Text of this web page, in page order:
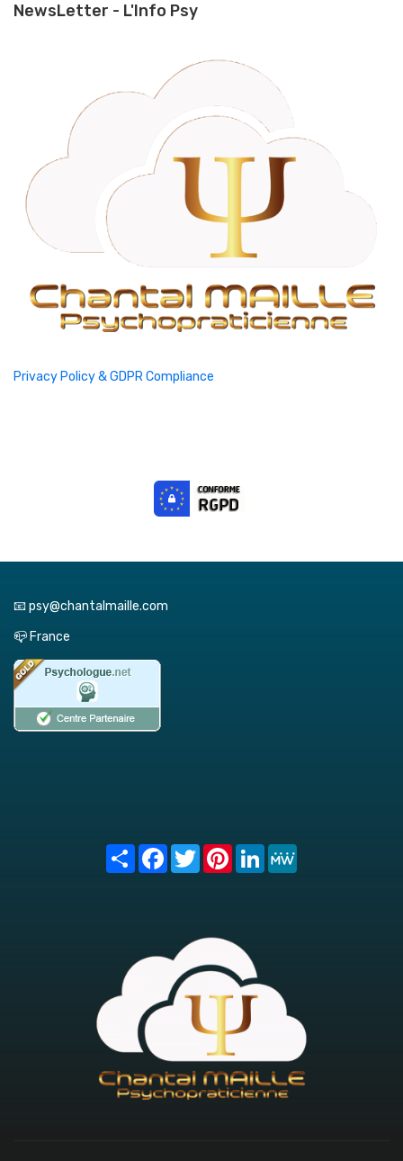
NewsLetter - L'Info Psy
Privacy Policy & GDPR Compliance
📧 psy@chantalmaille.com
📪 France
Share FacebookTwitterPinterest
LinkedIn